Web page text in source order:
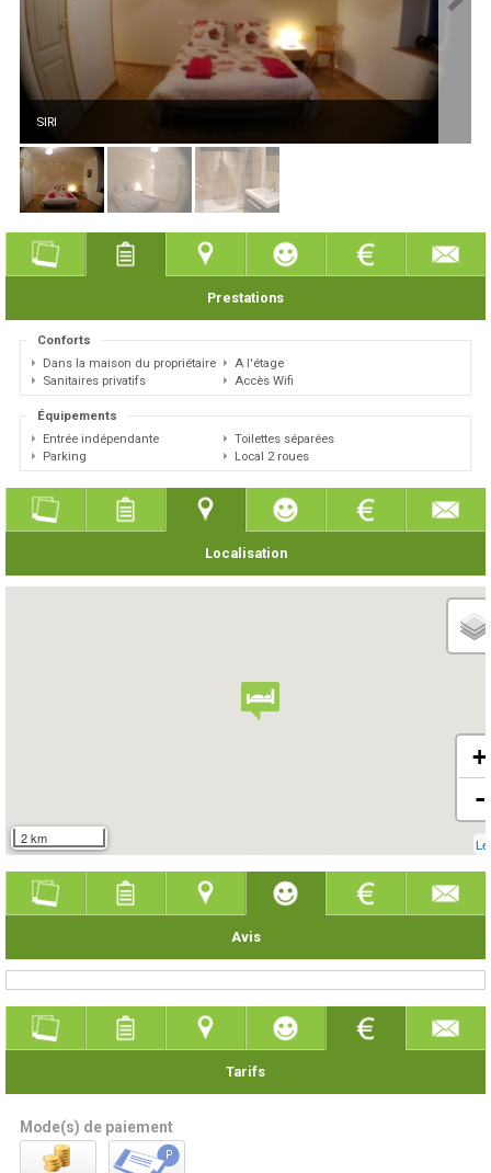
SIRI
Prestations
Conforts
Dans la maison du propriétaire
A l'étage
Sanitaires privatifs
Accès Wifi
Équipements
Entrée indépendante
Toilettes séparées
Parking
Local 2 roues
Localisation
2 km
+
-
Avis
Tarifs
Mode(s) de paiement